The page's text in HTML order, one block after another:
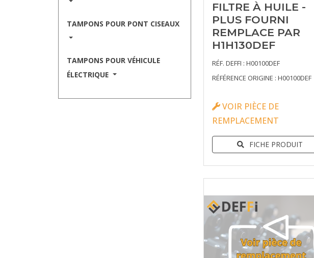
TAMPONS POUR PONT CISEAUX
TAMPONS POUR VÉHICULE
ÉLECTRIQUE
FILTRE À HUILE -
PLUS FOURNI
REMPLACE PAR
H1H130DEF
RÉF. DEFFI : H00100DEF
RÉFÉRENCE ORIGINE : H00100DEF
VOIR PIÈCE DE
REMPLACEMENT
FICHE PRODUIT